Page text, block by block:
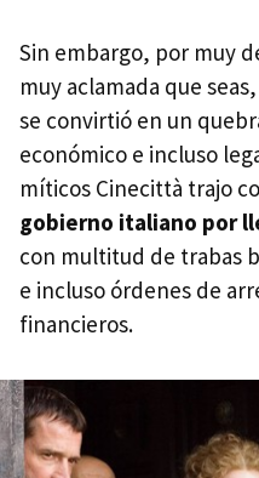
Sin embargo, por muy
muy aclamada que
se convirtió en un
económico e incluso
míticos Cinecittà trajo
gobierno italiano por
con multitud de trabas
e incluso órdenes de
financieros.